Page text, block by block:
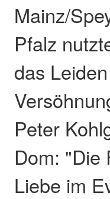
Mainz/
Pfalz
das
Peter
Dom: "Die
Liebe im